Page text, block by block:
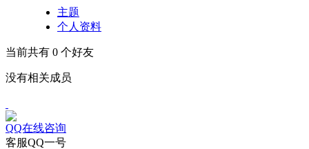
主题
个人资料
当前共有 0 个好友
没有相关成员
QQ在线咨询
客服QQ一号